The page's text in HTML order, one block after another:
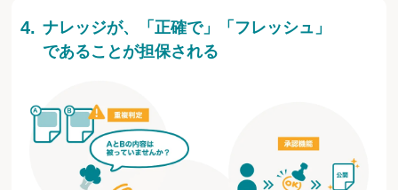
ナレッジが、「正確で」「フレッシュ」
であることが担保される